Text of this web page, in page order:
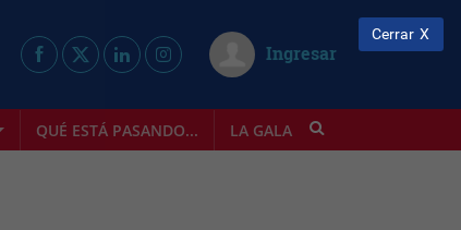
Ingresar
QUÉ ESTÁ PASANDO... LA GALA INFOSTYLE
Cerrar